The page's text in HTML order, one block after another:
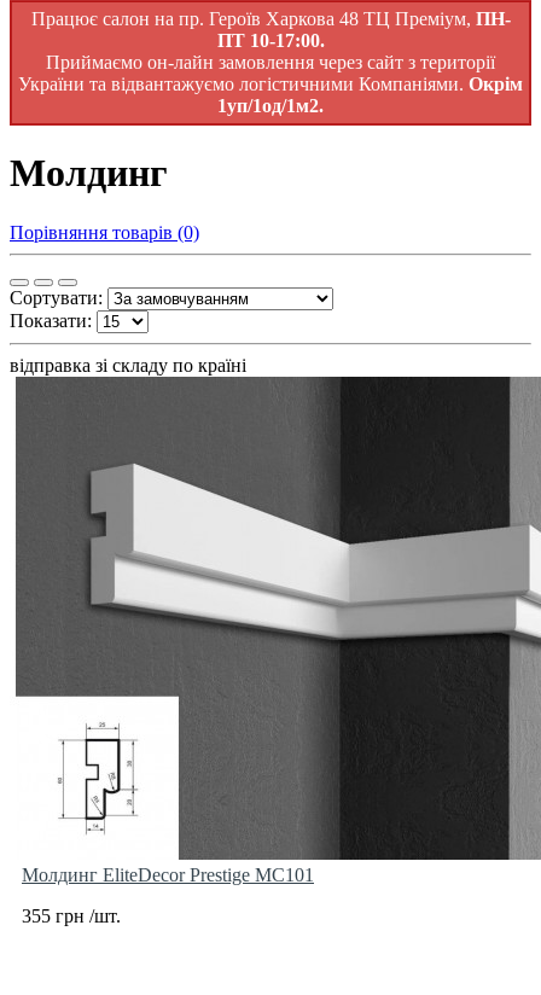
Працює салон на пр. Героїв Харкова 48 ТЦ Преміум, ПН-
ПТ 10-17:00.
Приймаємо он-лайн замовлення через сайт з території
України та відвантажуємо логістичними Компаніями. Окрім
1уп/1од/1м2.
Молдинг
Порівняння товарів (0)
Сортувати:
Показати:
відправка зі складу по країні
Молдинг EliteDecor Prestige MC101
355 грн /шт.